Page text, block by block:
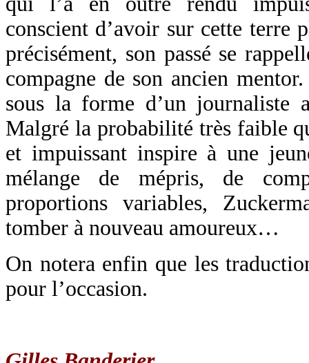
conscient d’avoir sur cette terre
précisément, son passé se
compagne de son ancien
sous la forme d’un journaliste
Malgré la probabilité très faible
et impuissant inspire à une
mélange de mépris, de
proportions variables,
tomber à nouveau amoureux…
On notera enfin que les
pour l’occasion.